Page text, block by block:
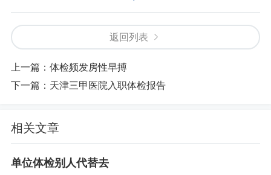
虽然体检结果中没有血型信息，但是你仍然可以通
过机构提供的个人电子病历来查看你的血型信息。
6.血型和健康有关系吗？
血型和健康之间是否存在某种联系，这是一个备受
病率上可能会有所区别。例如，A型血的人比其他血
型的人更容易患上结肠癌，但并没有广泛证据支持
这个说法。
返回列表
上一篇： 体检频发房性早搏
下一篇： 天津三甲医院入职体检报告
相关文章
单位体检别人代替去